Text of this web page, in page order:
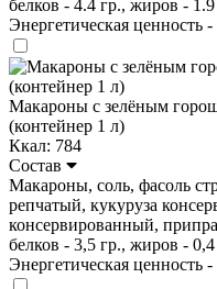
белков - 4.4 гр., жиров -
Энергетическая ценность
Макароны с зелёным
(контейнер 1 л)
Ккал: 784
Состав
Макароны, соль, фасоль
репчатый, кукуруза
консервированный,
белков - 3,5 гр., жиров -
Энергетическая ценность -